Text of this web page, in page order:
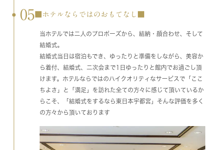
05 ■ホテルならではのおもてなし■
当ホテルでは二人のプロポーズから、結納・顔合わせ、そして
結婚式。
結婚式当日は宿泊もでき、ゆったりと準備をしながら、美容か
ら着付、結婚式、二次会まで1日ゆったりと館内でお過ごし頂
けます。ホテルならではのハイクオリティなサービスで「ここ
ちよさ」と「満足」を訪れた全ての方々に感じて頂いているか
らこそ、「結婚式をするなら東日本宇都宮」そんな評価を多く
の方々から頂いております